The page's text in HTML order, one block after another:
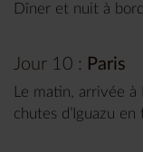
Dîner et nuit à bord.
Jour 10 : Paris
Le matin, arrivée
chutes d’Iguazu